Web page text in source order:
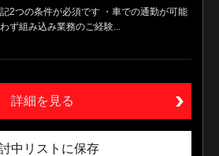
2つの条件が必須です ・車での通勤が可能
ず組み込み業務のご経験...
詳細を見る
中リストに保存